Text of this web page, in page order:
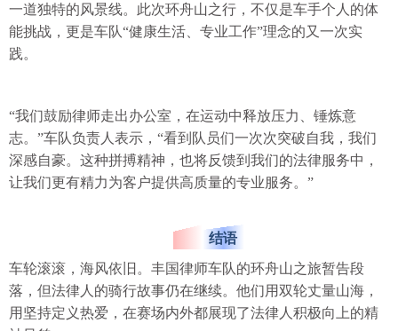
一道独特的风景线。此次环舟山之行，不仅是车手个人的体
能挑战，更是车队“健康生活、专业工作”理念的又一次实
践。
“我们鼓励律师走出办公室，在运动中释放压力、锤炼意
志。”车队负责人表示，“看到队员们一次次突破自我，我们
深感自豪。这种拼搏精神，也将反馈到我们的法律服务中，
让我们更有精力为客户提供高质量的专业服务。”
结语
车轮滚滚，海风依旧。丰国律师车队的环舟山之旅暂告段
落，但法律人的骑行故事仍在继续。他们用双轮丈量山海，
用坚持定义热爱，在赛场内外都展现了法律人积极向上的精